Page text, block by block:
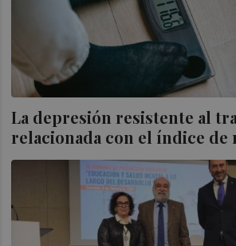
La depresión resistente al
relacionada con el índice de